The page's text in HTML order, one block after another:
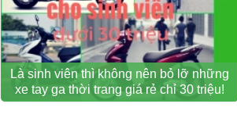
Là sinh viên thì không nên bỏ lỡ những
xe tay ga thời trang giá rẻ chỉ 30 triệu!